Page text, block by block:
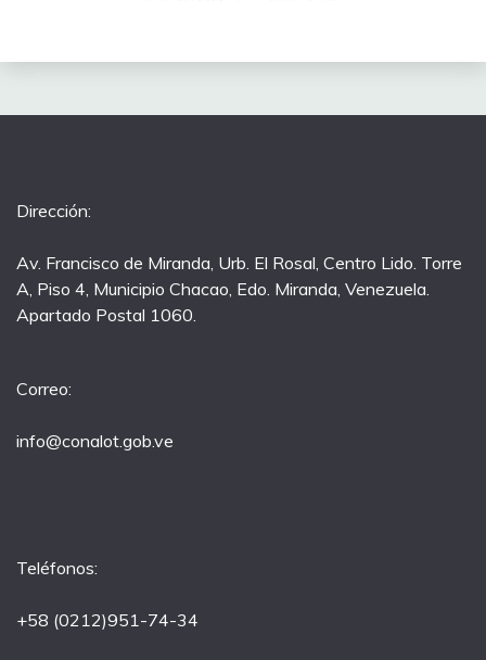
Dirección:
Av. Francisco de Miranda, Urb. El Rosal, Centro Lido. Torre
A, Piso 4, Municipio Chacao, Edo. Miranda, Venezuela.
Apartado Postal 1060.
Correo:
info@conalot.gob.ve
Teléfonos:
+58 (0212)951-74-34